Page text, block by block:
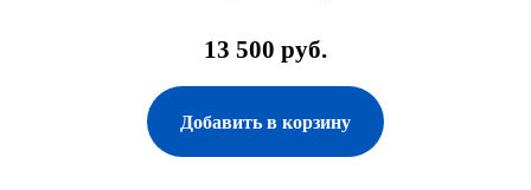
13 500 руб.
Добавить в корзину